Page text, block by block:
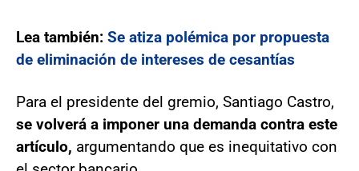
Lea también: Se atiza polémica por propuesta
de eliminación de intereses de cesantías
Para el presidente del gremio, Santiago Castro,
se volverá a imponer una demanda contra este
artículo, argumentando que es inequitativo con